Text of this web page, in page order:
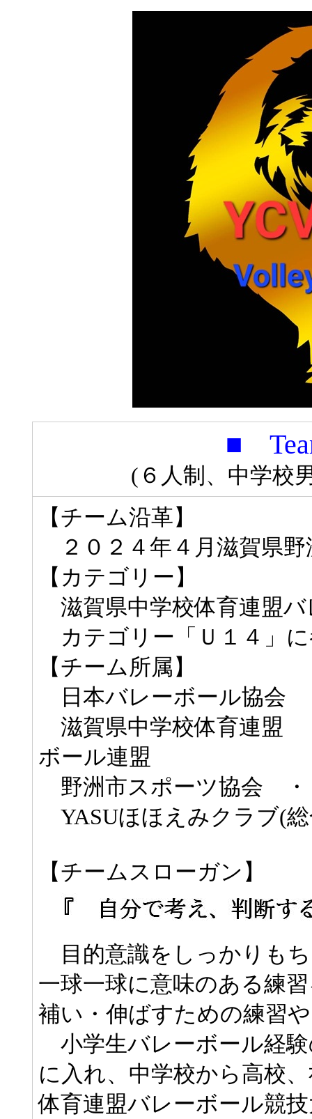
■
(６人制、中学校
【チーム沿革】
２０２４年４月滋賀県野
【カテゴリー】
滋賀県中学校体育連盟バ
カテゴリー「Ｕ１４」
【チーム所属】
日本バレーボール協会
滋賀県中学校体育連盟
ボール連盟
野洲市スポーツ協会
YASUほほえみクラブ(
【チームスローガン】
目的意識をしっかりも
一球一球に意味のある練
補い・伸ばすための練習
小学生バレーボール経
に入れ、中学校から高校
体育連盟バレーボール競